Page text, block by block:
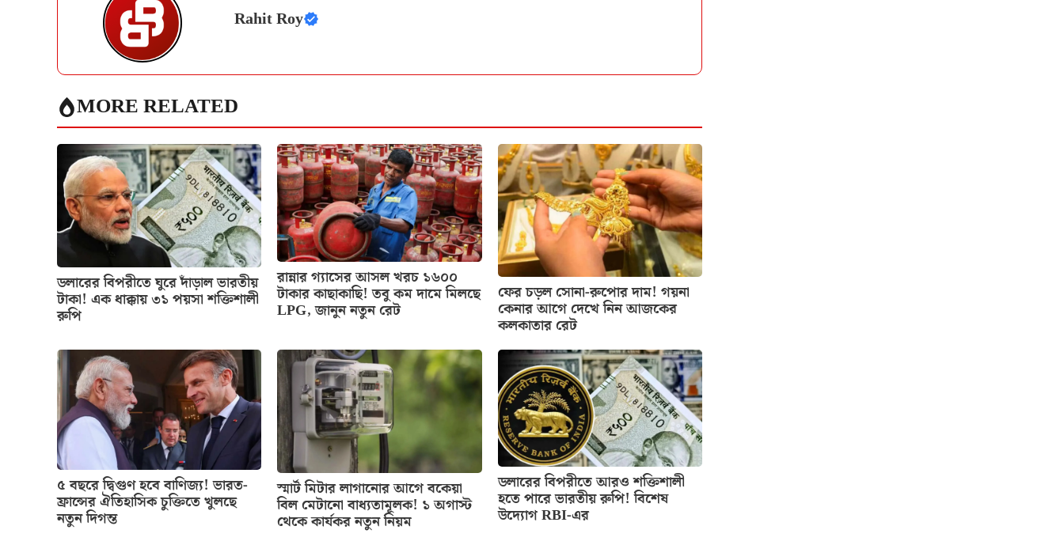
Rahit Roy
MORE RELATED
ডলারের বিপরীতে ঘুরে দাঁড়াল ভারতীয়
টাকা! এক ধাক্কায় ৩১ পয়সা শক্তিশালী
রুপি
রান্নার গ্যাসের আসল খরচ ১৬০০
টাকার কাছাকাছি! তবু কম দামে মিলছে
LPG, জানুন নতুন রেট
ফের চড়ল সোনা-রুপোর দাম! গয়না
কেনার আগে দেখে নিন আজকের
কলকাতার রেট
৫ বছরে দ্বিগুণ হবে বাণিজ্য! ভারত-
ফ্রান্সের ঐতিহাসিক চুক্তিতে খুলছে
নতুন দিগন্ত
স্মার্ট মিটার লাগানোর আগে বকেয়া
বিল মেটানো বাধ্যতামূলক! ১ অগাস্ট
থেকে কার্যকর নতুন নিয়ম
ডলারের বিপরীতে আরও শক্তিশালী
হতে পারে ভারতীয় রুপি! বিশেষ
উদ্যোগ RBI-এর